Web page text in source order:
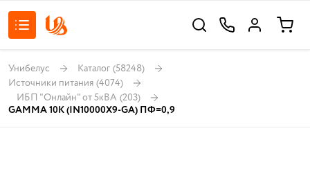
Унибелус Каталог (58248)
Источники питания (4074)
ИБП "Онлайн" от 5кВА (203)
GAMMA 10К (IN10000Х9-GA) ПФ=0,9